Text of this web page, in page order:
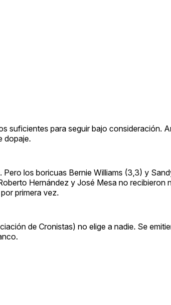
suficientes para seguir bajo consideración.
dopaje.
los boricuas Bernie Williams (3,3) y
Hernández y José Mesa no recibieron
primera vez.
de Cronistas) no elige a nadie. Se